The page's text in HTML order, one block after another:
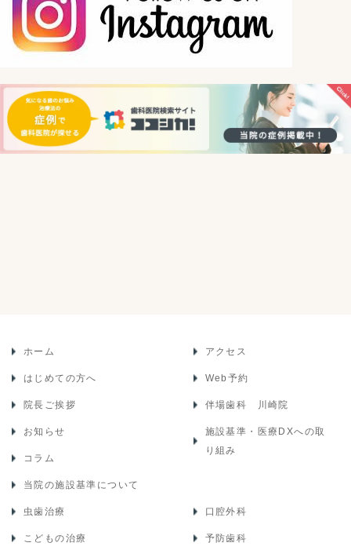
ホーム
はじめての方へ
院長ご挨拶
お知らせ
コラム
当院の施設基準について
アクセス
Web予約
伴場歯科 川崎院
施設基準・医療DXへの取
り組み
虫歯治療
こどもの治療
口腔外科
予防歯科